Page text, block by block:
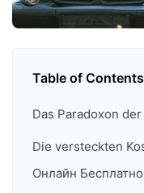
Table of Contents
Das Paradoxon
Die versteckten
Онлайн